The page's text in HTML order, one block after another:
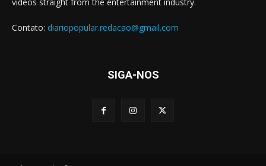
Contato: diariopopular.redacao@gmail.com
SIGA-NOS